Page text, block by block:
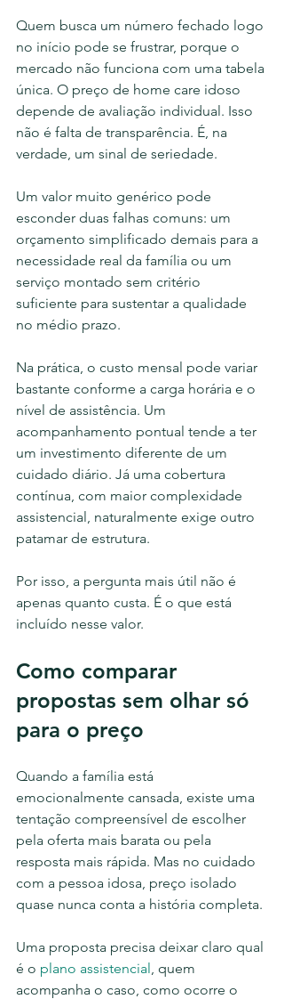
Quem busca um número fechado logo
no início pode se frustrar, porque o
mercado não funciona com uma tabela
única. O preço de home care idoso
depende de avaliação individual. Isso
não é falta de transparência. É, na
verdade, um sinal de seriedade.
Um valor muito genérico pode
esconder duas falhas comuns: um
orçamento simplificado demais para a
necessidade real da família ou um
serviço montado sem critério
suficiente para sustentar a qualidade
no médio prazo.
Na prática, o custo mensal pode variar
bastante conforme a carga horária e o
nível de assistência. Um
acompanhamento pontual tende a ter
um investimento diferente de um
cuidado diário. Já uma cobertura
contínua, com maior complexidade
assistencial, naturalmente exige outro
patamar de estrutura.
Por isso, a pergunta mais útil não é
apenas quanto custa. É o que está
incluído nesse valor.
Como comparar
propostas sem olhar só
para o preço
Quando a família está
emocionalmente cansada, existe uma
tentação compreensível de escolher
pela oferta mais barata ou pela
resposta mais rápida. Mas no cuidado
com a pessoa idosa, preço isolado
quase nunca conta a história completa.
Uma proposta precisa deixar claro qual
é o plano assistencial, quem
acompanha o caso, como ocorre o